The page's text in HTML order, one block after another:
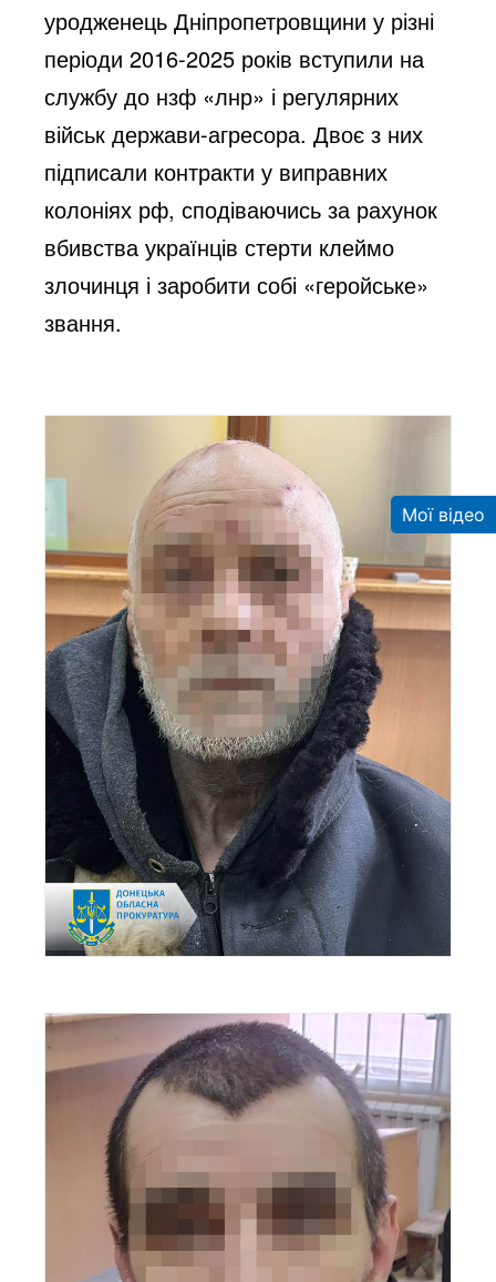
уродженець Дніпропетровщини у різні
періоди 2016-2025 років вступили на
службу до нзф «лнр» і регулярних
військ держави-агресора. Двоє з них
підписали контракти у виправних
колоніях рф, сподіваючись за рахунок
вбивства українців стерти клеймо
злочинця і заробити собі «геройське»
звання.
Мої відео